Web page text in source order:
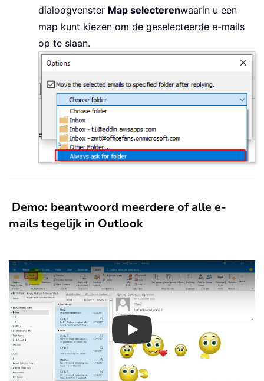
dialoogvenster Map selecterenwaarin u een
map kunt kiezen om de geselecteerde e-mails
op te slaan.
Demo: beantwoord meerdere of alle e-
mails tegelijk in Outlook
Play